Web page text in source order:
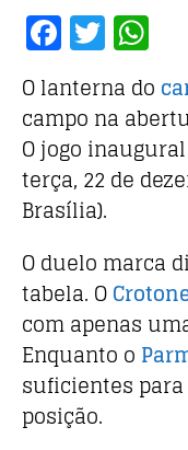
F
a
c
e
b
o
o
k
T
w
it
te
r
h
at
s
A
p
p
O lanterna do
campo na
O jogo
terça, 22 de
Brasília).
O duelo marca
tabela. O
com apenas
Enquanto o
suficientes
posição.